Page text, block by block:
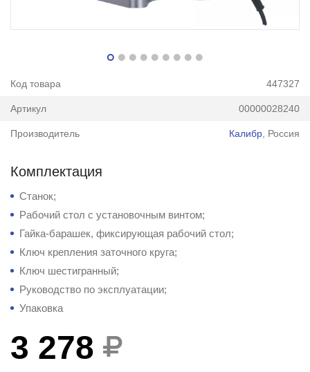
Код товара 447327
Артикул 00000028240
Производитель Калибр , Россия
Комплектация
Станок;
Рабочий стол с установочным винтом;
Гайка-барашек, фиксирующая рабочий стол;
Ключ крепления заточного круга;
Ключ шестигранный;
Руководство по эксплуатации;
Упаковка
3 278